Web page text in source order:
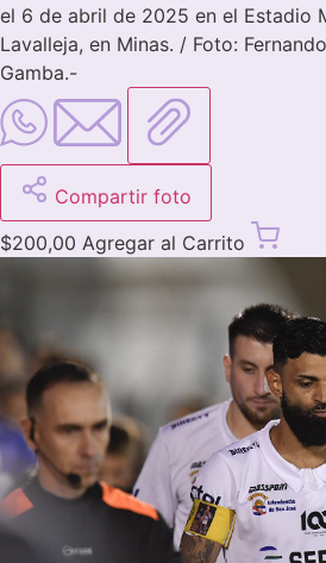
el 6 de abril de 2025 en el Estadio
Lavalleja, en Minas. / Foto:
Gamba.-
Compartir foto
$200,00 Agregar al Carrito